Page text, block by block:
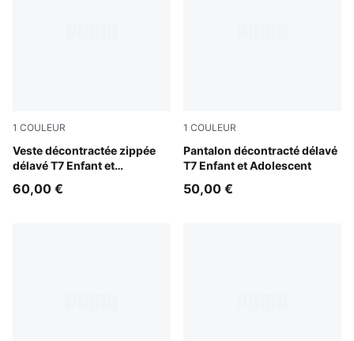
1 COULEUR
Veste décontractée zippée
délavé T7 Enfant et
Cool Blue
60,00 €
1 COULEUR
Pantalon décontracté délavé
T7 Enfant et Adolescent
Cool Blue
50,00 €